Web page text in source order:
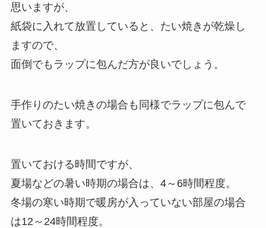
思いますが、
紙袋に入れて放置していると、たい焼きが乾燥し
ますので、
面倒でもラップに包んだ方が良いでしょう。
手作りのたい焼きの場合も同様でラップに包んで
置いておきます。
置いておける時間ですが、
夏場などの暑い時期の場合は、4～6時間程度。
冬場の寒い時期で暖房が入っていない部屋の場合
は12～24時間程度。